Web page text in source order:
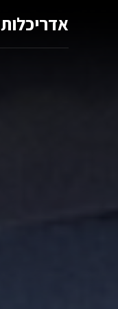
אדריכלות